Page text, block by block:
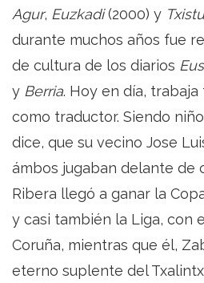
Agur, Euzkadi(2000) y
durante muchos años fue
de cultura de los diarios
y Berria. Hoy en día,
como traductor. Siendo
dice, que su vecino Jose
ámbos jugaban delante de
Ribera llegó a ganar la
y casi también la Liga, con
Coruña, mientras que él,
eterno suplente del